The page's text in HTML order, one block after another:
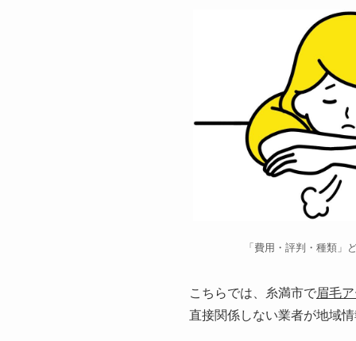
「費用・評判・種類」
こちらでは、糸満市で眉毛
直接関係しない業者が地域